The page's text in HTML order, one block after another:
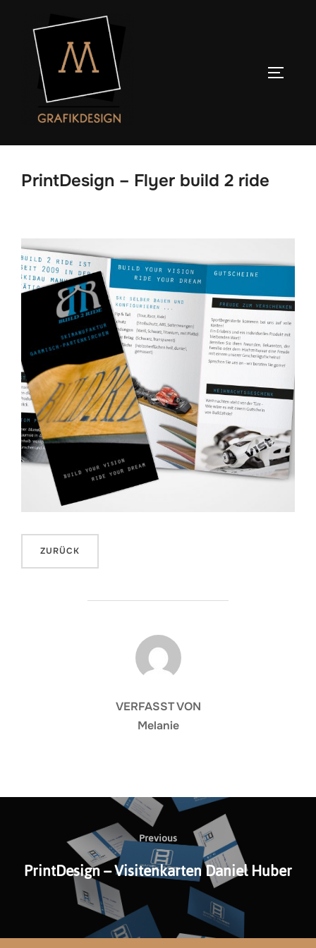
springen
PrintDesign – Flyer build 2 ride
BEITRAGSAUTOR
VERFASST VON
Melanie
Beitragsnavigation
Previous
Previous
PrintDesign – Visitenkarten Daniel Huber